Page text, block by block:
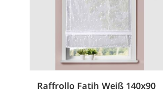
Raffrollo Fatih Weiß 140x90